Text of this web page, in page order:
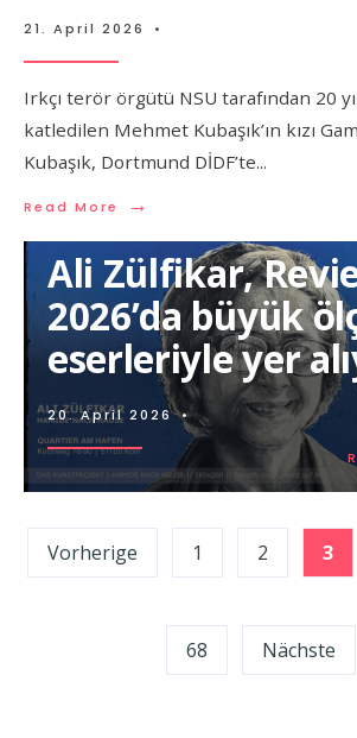
21. April 2026 •
Irkçı terör örgütü NSU tarafından 20
katledilen Mehmet Kubaşık’ın kızı
Kubaşık, Dortmund DİDF’te...
Read More →
Ali Zülfikar,
2026’da büyük
eserleriyle yer
20. April 2026 •
der
Beiträge
Vorherige 1 2 3
68 Nächste